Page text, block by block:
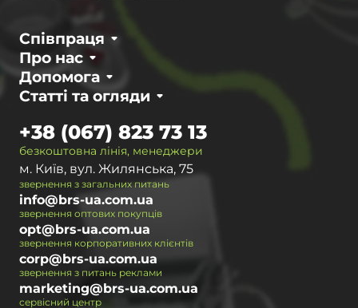
Про нас
Співпраця
Статті та огляди
Допомога
безкоштовна лінія, менеджери
+38 (067) 823 73 13
м. Київ, вул. Жилянська, 75
звернення з загальних питань
info@brs-ua.com.ua
звернення оптових покупців
opt@brs-ua.com.ua
звернення корпоративних клієнтів
corp@brs-ua.com.ua
звернення з питань реклами
marketing@brs-ua.com.ua
сервісний центр